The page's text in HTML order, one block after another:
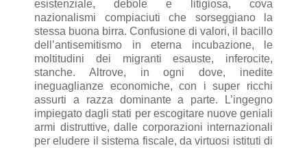
esistenziale, debole e litigiosa, cova
nazionalismi compiaciuti che sorseggiano la
stessa buona birra. Confusione di valori, il bacillo
dell’antisemitismo in eterna incubazione, le
moltitudini dei migranti esauste, inferocite,
stanche. Altrove, in ogni dove, inedite
ineguaglianze economiche, con i super ricchi
assurti a razza dominante a parte. L’ingegno
impiegato dagli stati per escogitare nuove geniali
armi distruttive, dalle corporazioni internazionali
per eludere il sistema fiscale, da virtuosi istituti di